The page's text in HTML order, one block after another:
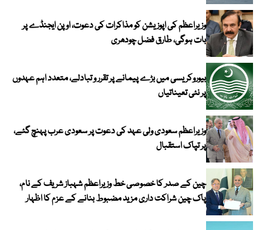
وزیراعظم کی اپوزیشن کو مذاکرات کی دعوت، اوپن ایجنڈے پر
بات ہوگی، طارق فضل چودھری
بیوروکریسی میں بڑے پیمانے پر تقرر و تبادلے، متعدد اہم عہدوں
پر نئی تعیناتیاں
وزیراعظم سعودی ولی عہد کی دعوت پر سعودی عرب پہنچ گئے،
پر تپاک استقبال
چین کے صدر کا خصوصی خط وزیراعظم شہباز شریف کے نام،
پاک چین شراکت داری مزید مضبوط بنانے کے عزم کا اظہار